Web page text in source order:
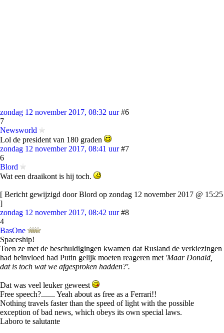
zondag 12 november 2017, 08:32 uur #6
7
Newsworld
Lol de president van 180 graden
zondag 12 november 2017, 08:41 uur #7
6
Blord
Wat een draaikont is hij toch.
[ Bericht gewijzigd door Blord op zondag 12 november 2017 @ 15:25
]
zondag 12 november 2017, 08:42 uur #8
4
BasOne
Spaceship!
Toen ze met de beschuldigingen kwamen dat Rusland de verkiezingen
had beïnvloed had Putin gelijk moeten reageren met 'Maar Donald,
dat is toch wat we afgesproken hadden?'.
Dat was veel leuker geweest
Free speech?....... Yeah about as free as a Ferrari!!
Nothing travels faster than the speed of light with the possible
exception of bad news, which obeys its own special laws.
Laboro te salutante